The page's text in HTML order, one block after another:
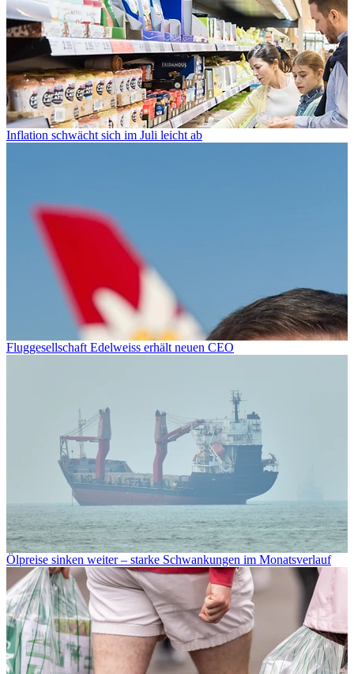
Inflation schwächt sich im Juli leicht ab
Fluggesellschaft Edelweiss erhält neuen CEO
Ölpreise sinken weiter – starke Schwankungen im Monatsverlauf